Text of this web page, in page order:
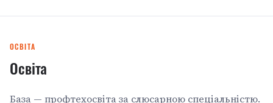
ОСВІТА
Освіта
База — профтехосвіта за слюсарною спеціальністю.